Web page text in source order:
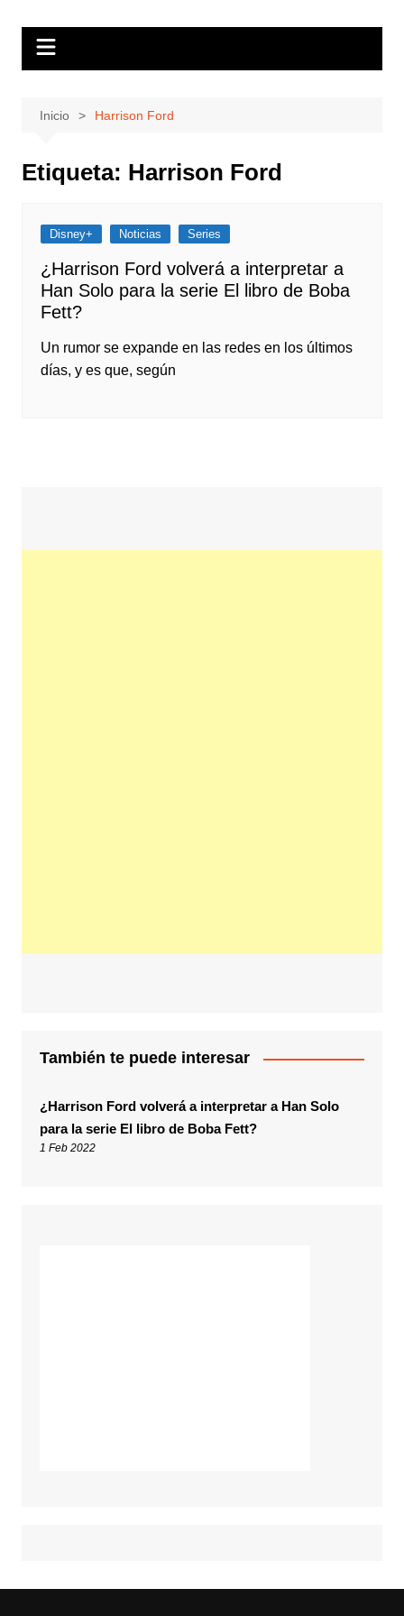
contenido
Hola Friki
Inicio Harrison Ford
Etiqueta: Harrison Ford
Disney+ Noticias Series
¿Harrison Ford volverá a interpretar a
Han Solo para la serie El libro de Boba
Fett?
Un rumor se expande en las redes en los últimos
días, y es que, según
También te puede interesar
¿Harrison Ford volverá a interpretar a Han Solo
para la serie El libro de Boba Fett?
1 Feb 2022